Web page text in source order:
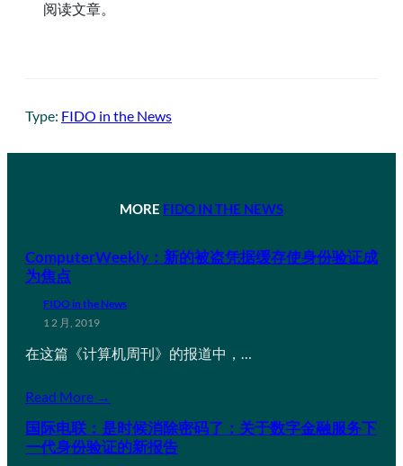
阅读文章。
Type: FIDO in the News
MORE FIDO IN THE NEWS
ComputerWeekly：新的被盗凭据缓存使身份验证成
为焦点
FIDO in the News
1 2 月, 2019
在这篇《计算机周刊》的报道中，…
Read More →
国际电联：是时候消除密码了：关于数字金融服务下
一代身份验证的新报告